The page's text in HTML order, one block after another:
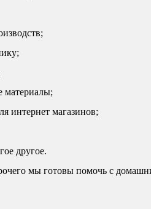
материалы;
интернет магазинов;
другое.
мы готовы помочь с